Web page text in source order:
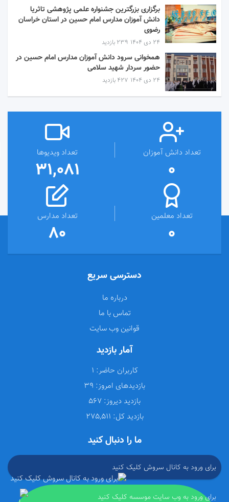
برگزاری بزرگترین جشنواره علمی پژوهشی تاثریا
دانش آموزان مدارس امام حسین در استان خراسان
رضوی
۲۴ دی ۱۴۰۴ 239 بازدید
همخوانی سرود دانش آموزان مدارس امام حسین در
حضور سردار شهید سلامی
۲۴ دی ۱۴۰۴ 427 بازدید
تعداد دانش آموزان
0
تعداد ویدیوها
31,081
تعداد معلمین
0
تعداد مدارس
80
دسترسی سریع
درباره ما
تماس با ما
قوانین وب سایت
آمار بازدید
کاربران حاضر:
بازدیدهای امروز:
بازدید دیروز:
بازدید کل:
ما را دنبال کنید
برای ورود به کانال سروش کلیک کنید
برای ورود به وب سایت موسسه کلیک کنید